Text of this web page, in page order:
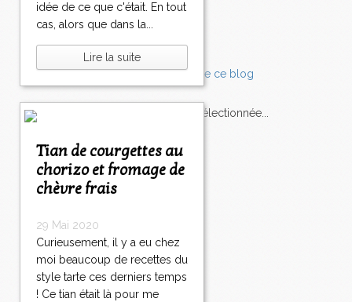
idée de ce que c'était. En tout
cas, alors que dans la...
Lire la suite
Tian de courgettes au
chorizo et fromage de
chèvre frais
29 Mai 2020
Curieusement, il y a eu chez
moi beaucoup de recettes du
style tarte ces derniers temps
! Ce tian était là pour me
Tomates
Balade
L'Express style m'a sélectionnée...
L'actuSaveurssur
lexpress.fr/Styles
articles récents